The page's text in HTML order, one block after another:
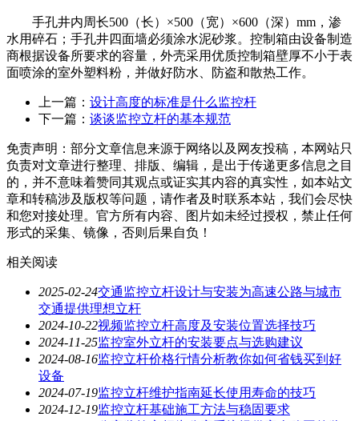
手孔井内周长500（长）×500（宽）×600（深）mm，渗
水用碎石；手孔井四面墙必须涂水泥砂浆。控制箱由设备制造
商根据设备所要求的容量，外壳采用优质控制箱壁厚不小于表
面喷涂的室外塑料粉，并做好防水、防盗和散热工作。
上一篇： 设计高度的标准是什么监控杆
下一篇： 谈谈监控立杆的基本规范
免责声明：部分文章信息来源于网络以及网友投稿，本网站只
负责对文章进行整理、排版、编辑，是出于传递更多信息之目
的，并不意味着赞同其观点或证实其内容的真实性，如本站文
章和转稿涉及版权等问题，请作者及时联系本站，我们会尽快
和您对接处理。官方所有内容、图片如未经过授权，禁止任何
形式的采集、镜像，否则后果自负！
相关阅读
2025-02-24交通监控立杆设计与安装为高速公路与城市
交通提供理想立杆
2024-10-22视频监控立杆高度及安装位置选择技巧
2024-11-25监控室外立杆的安装要点与选购建议
2024-08-16监控立杆价格行情分析教你如何省钱买到好
设备
2024-07-19监控立杆维护指南延长使用寿命的技巧
2024-12-19监控立杆基础施工方法与稳固要求